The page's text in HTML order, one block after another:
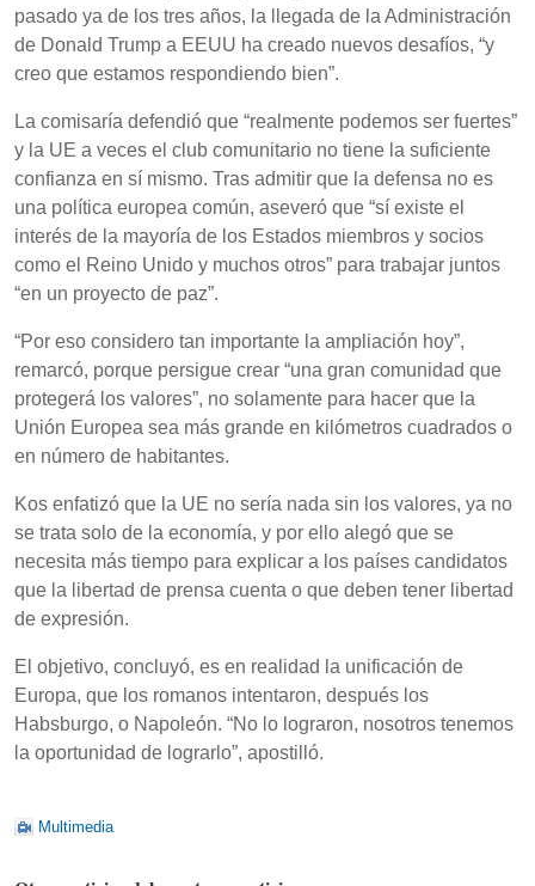
pasado ya de los tres años, la llegada de la Administración
de Donald Trump a EEUU ha creado nuevos desafíos, “y
creo que estamos respondiendo bien”.
La comisaría defendió que “realmente podemos ser fuertes”
y la UE a veces el club comunitario no tiene la suficiente
confianza en sí mismo. Tras admitir que la defensa no es
una política europea común, aseveró que “sí existe el
interés de la mayoría de los Estados miembros y socios
como el Reino Unido y muchos otros” para trabajar juntos
“en un proyecto de paz”.
“Por eso considero tan importante la ampliación hoy”,
remarcó, porque persigue crear “una gran comunidad que
protegerá los valores”, no solamente para hacer que la
Unión Europea sea más grande en kilómetros cuadrados o
en número de habitantes.
Kos enfatizó que la UE no sería nada sin los valores, ya no
se trata solo de la economía, y por ello alegó que se
necesita más tiempo para explicar a los países candidatos
que la libertad de prensa cuenta o que deben tener libertad
de expresión.
El objetivo, concluyó, es en realidad la unificación de
Europa, que los romanos intentaron, después los
Habsburgo, o Napoleón. “No lo lograron, nosotros tenemos
la oportunidad de lograrlo”, apostilló.
Multimedia